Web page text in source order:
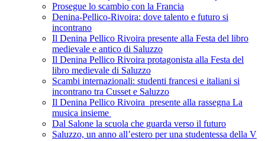
Prosegue lo scambio con la Francia
Denina-Pellico-Rivoira: dove talento e futuro si
incontrano
Il Denina Pellico Rivoira presente alla Festa del libro
medievale e antico di Saluzzo
Il Denina Pellico Rivoira protagonista alla Festa del
libro medievale di Saluzzo
Scambi internazionali: studenti francesi e italiani si
incontrano tra Cusset e Saluzzo
Il Denina Pellico Rivoira presente alla rassegna La
musica insieme
Dal Salone la scuola che guarda verso il futuro
Saluzzo, un anno all’estero per una studentessa della V